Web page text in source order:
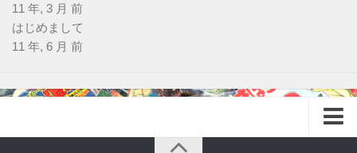
11 年, 3 月 前
はじめまして
11 年, 6 月 前